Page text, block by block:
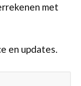
met
en updates.